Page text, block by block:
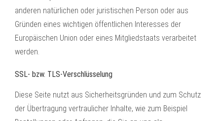
anderen natürlichen oder juristischen Person oder aus
Gründen eines wichtigen öffentlichen Interesses der
Europäischen Union oder eines Mitgliedstaats verarbeitet
werden.
SSL- bzw. TLS-Verschlüsselung
Diese Seite nutzt aus Sicherheitsgründen und zum Schutz
der Übertragung vertraulicher Inhalte, wie zum Beispiel